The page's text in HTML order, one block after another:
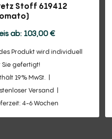
Stoff 619412
103,00€
Produkt wird individuell
Sie gefertigt!
19% MwSt.
Versand
4-6 Wochen